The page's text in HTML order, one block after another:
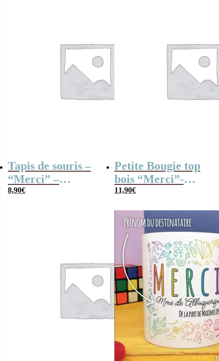
Tapis de souris –
“Merci” –
Collection arc-en-
8,90€
Petite Bougie top
bois “Merci”-
collection Arc-en-
11,90€